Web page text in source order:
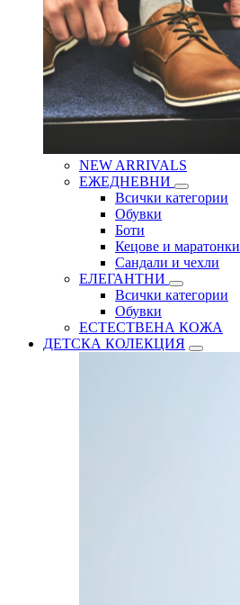
NEW ARRIVALS
ЕЖЕДНЕВНИ
Всички категории
Обувки
Боти
Кецове и маратонки
Сандали и чехли
ЕЛЕГАНТНИ
Всички категории
Обувки
ЕСТЕСТВЕНА КОЖА
ДЕТСКА КОЛЕКЦИЯ